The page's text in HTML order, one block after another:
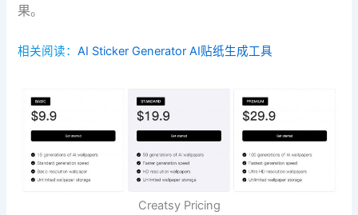
果。
相关阅读：AI Sticker Generator AI贴纸生成工具
Creatsy Pricing